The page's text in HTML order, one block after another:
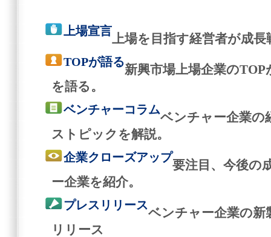
上場宣言
上場を目指す経営者が成
TOPが語る
新興市場上場企業の
を語る。
ベンチャーコラム
ベンチャー企業の
ストピックを解説。
企業クローズアップ
要注目、今後の
ー企業を紹介。
プレスリリース
ベンチャー企業の新
リリース